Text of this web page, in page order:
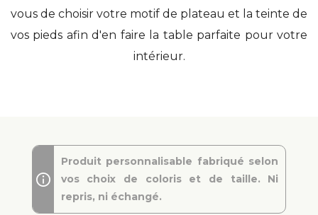
vous de choisir votre motif de plateau et la teinte de
vos pieds afin d'en faire la table parfaite pour votre
intérieur.
Produit personnalisable fabriqué selon
vos choix de coloris et de taille. Ni
repris, ni échangé.